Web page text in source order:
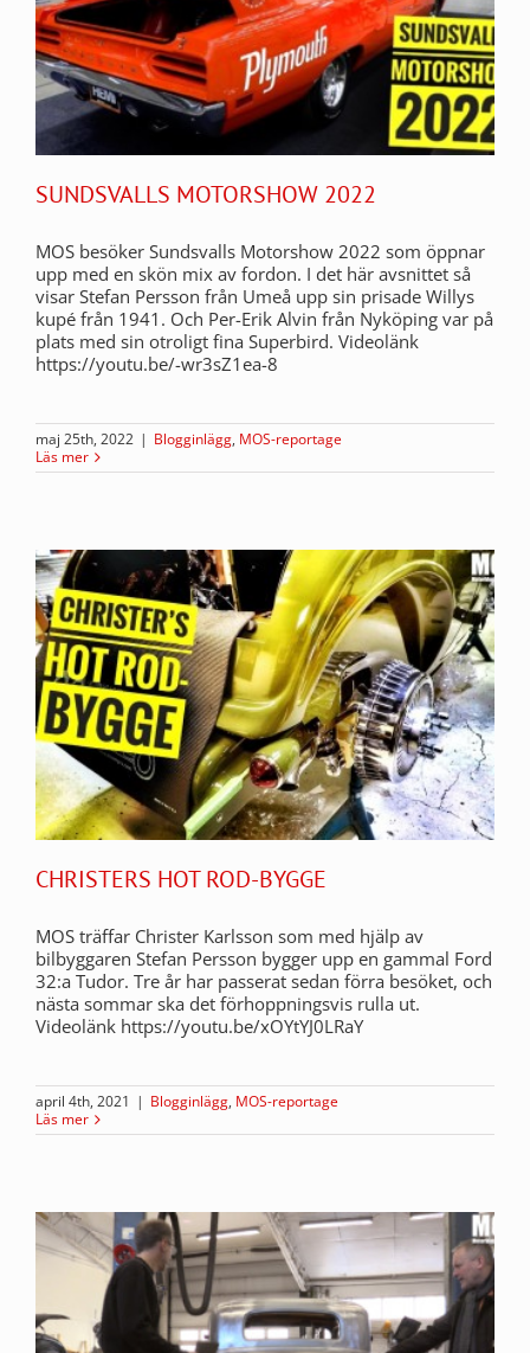
SUNDSVALLS MOTORSHOW 2022
MOS besöker Sundsvalls Motorshow 2022 som öppnar
upp med en skön mix av fordon. I det här avsnittet så
visar Stefan Persson från Umeå upp sin prisade Willys
kupé från 1941. Och Per-Erik Alvin från Nyköping var på
plats med sin otroligt fina Superbird. Videolänk
https://youtu.be/-wr3sZ1ea-8
maj 25th, 2022 | Blogginlägg, MOS-reportage
Läs mer
CHRISTERS HOT ROD-BYGGE
MOS träffar Christer Karlsson som med hjälp av
bilbyggaren Stefan Persson bygger upp en gammal Ford
32:a Tudor. Tre år har passerat sedan förra besöket, och
nästa sommar ska det förhoppningsvis rulla ut.
Videolänk https://youtu.be/xOYtYJ0LRaY
april 4th, 2021 | Blogginlägg, MOS-reportage
Läs mer